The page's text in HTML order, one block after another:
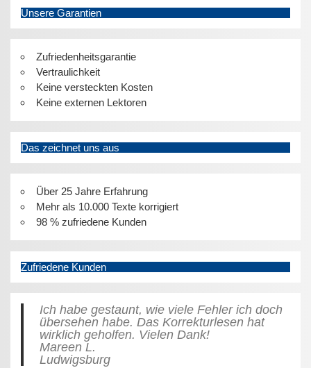
n
e
Unsere Garantien
Zufriedenheitsgarantie
Vertraulichkeit
Keine versteckten Kosten
Keine externen Lektoren
Das zeichnet uns aus
Über 25 Jahre Erfahrung
Mehr als 10.000 Texte korrigiert
98 % zufriedene Kunden
Zufriedene Kunden
Ich habe gestaunt, wie viele Fehler ich doch
übersehen habe. Das Korrekturlesen hat
wirklich geholfen. Vielen Dank!
Mareen L.
Ludwigsburg